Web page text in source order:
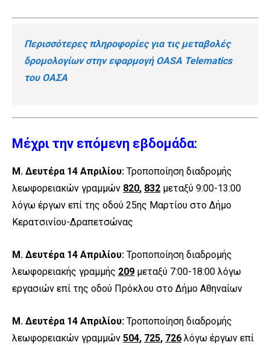
Περισσότερες πληροφορίες για τις μεταβολές
δρομολογίων στην εφαρμογή OASA Telematics
του ΟΑΣΑ
Μέχρι την επόμενη εβδομάδα:
Μ. Δευτέρα 14 Απριλίου: Τροποποίηση διαδρομής
λεωφορειακών γραμμών 820, 832 μεταξύ 9:00-13:00
λόγω έργων επί της οδού 25ης Μαρτίου στο Δήμο
Κερατσινίου-Δραπετσώνας
Μ. Δευτέρα 14 Απριλίου: Τροποποίηση διαδρομής
λεωφορειακής γραμμής 209 μεταξύ 7:00-18:00 λόγω
εργασιών επί της οδού Πρόκλου στο Δήμο Αθηναίων
Μ. Δευτέρα 14 Απριλίου: Τροποποίηση διαδρομής
λεωφορειακών γραμμών 504, 725, 726 λόγω έργων επί